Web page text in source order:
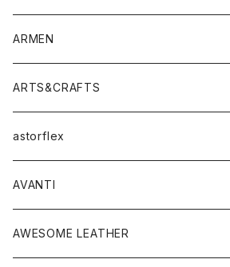
シャツ
Tシャツ・カットソー
シャツ・ブラウス
ボトムス
パンツ
スカート
ワンピース・オールインワン
バッグ
シューズ
アクセサリー
ARMEN
アウター
コート
ジャケット
トップス
ベスト
シャツ
ワンピース
ボトム
ARTS&CRAFTS
アクセサリー
ウォレット
バッグ
astorflex
グッズ
靴
AVANTI
シャツ
AWESOME LEATHER